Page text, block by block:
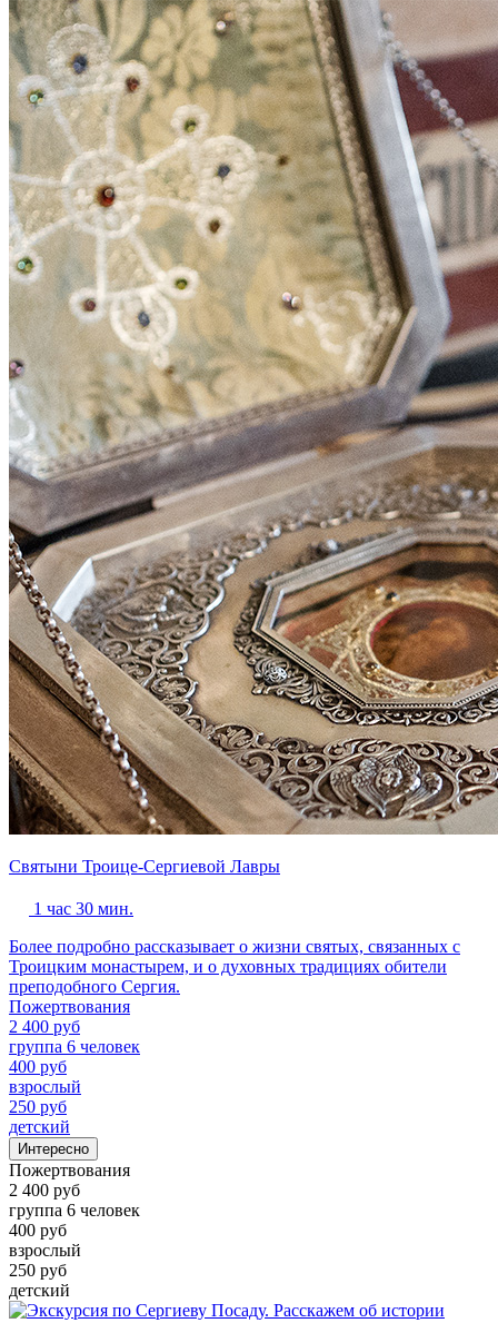
Святыни Троице-Сергиевой Лавры
1 час 30 мин.
Более подробно рассказывает о жизни святых, связанных с
Троицким монастырем, и о духовных традициях обители
преподобного Сергия.
Пожертвования
2 400 руб
группа 6 человек
400 руб
взрослый
250 руб
детский
Интересно
Пожертвования
2 400 руб
группа 6 человек
400 руб
взрослый
250 руб
детский